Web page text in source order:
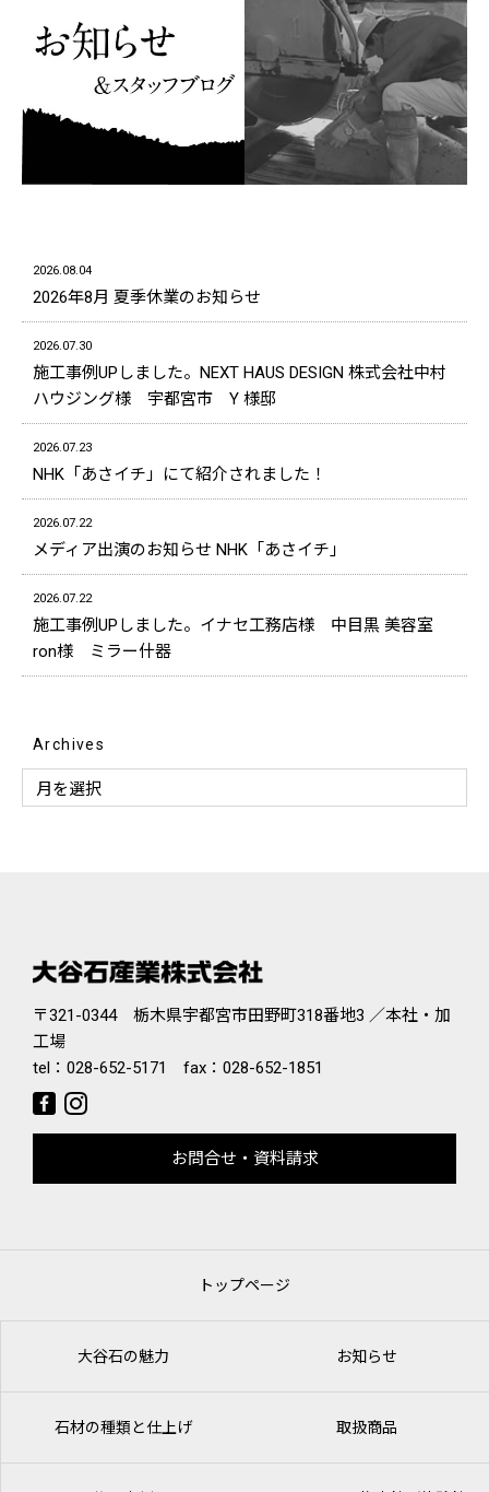
2026.08.04
2026年8月 夏季休業のお知らせ
2026.07.30
施工事例UPしました。NEXT HAUS DESIGN 株式会社中村
ハウジング様 宇都宮市 Y 様邸
2026.07.23
NHK「あさイチ」にて紹介されました！
2026.07.22
メディア出演のお知らせ NHK「あさイチ」
2026.07.22
施工事例UPしました。イナセ工務店様 中目黒 美容室
ron様 ミラー什器
Archives
〒321-0344 栃木県宇都宮市田野町318番地3 ／本社・加
工場
tel： 028-652-5171 fax：028-652-1851
お問合せ・資料請求
トップページ
大谷石の魅力 お知らせ
石材の種類と仕上げ 取扱商品